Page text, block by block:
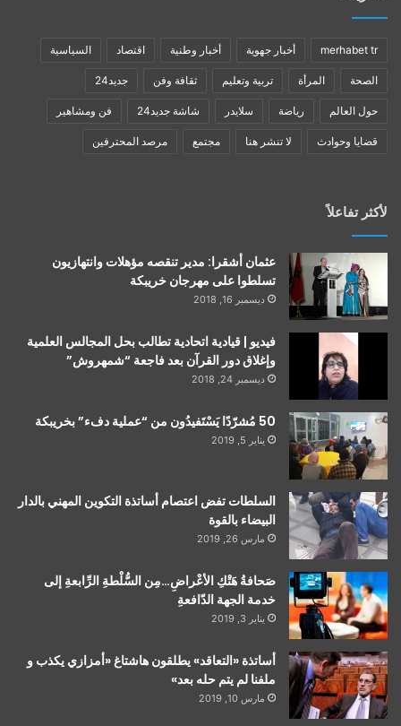
merhabet tr أخبار جهوية أخبار وطنية اقتصاد السياسية
الصحة المرأة تربية وتعليم ثقافة وفن جديد24
حول العالم رياضة سلايدر شاشة جديد24 فن ومشاهير
قضايا وحوادث لا تنشر هنا مجتمع مرصد المحترفين
لأكثر تفاعلاً
عثمان أشقرا: مدير تنقصه مؤهلات وانتهازيون
تسلطوا على مهرجان خريبكة
ديسمبر 16, 2018
فيديو | قيادية اتحادية تطالب بحل المجالس العلمية
وإغلاق دور القرآن بعد فاجعة “شمهروش”
ديسمبر 24, 2018
50 مُشرّدًا يَسْتَفيدُون من “عملية دفء” بخريبكة
يناير 5, 2019
السلطات تفض اعتصام أساتذة التكوين المهني بالدار
البيضاء بالقوة
مارس 26, 2019
صَحافةُ هَتْكِ الأعْراضِ…مِن السُّلْطةِ الرِّابعةِ إلى
خدمة الجهة الدّافعةِ
يناير 3, 2019
أساتذة «التعاقد» يطلقون هاشتاغ «أمزازي يكذب و
ملفنا لم يتم حله بعد»
مارس 10, 2019